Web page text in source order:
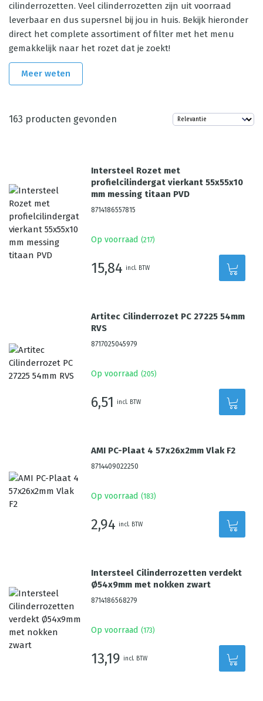
cilinderrozetten. Veel cilinderrozetten zijn uit voorraad
leverbaar en dus supersnel bij jou in huis. Bekijk hieronder
direct het complete assortiment of filter met het menu
gemakkelijk naar het rozet dat je zoekt!
Meer weten
163 producten gevonden
Intersteel Rozet met
profielcilindergat vierkant 55x55x10
mm messing titaan PVD
8714186557815
Op voorraad (217)
15,84 incl. BTW
Artitec Cilinderrozet PC 27225 54mm
RVS
8717025045979
Op voorraad (205)
6,51 incl. BTW
AMI PC-Plaat 4 57x26x2mm Vlak F2
8714409022250
Op voorraad (183)
2,94 incl. BTW
Intersteel Cilinderrozetten verdekt
Ø54x9mm met nokken zwart
8714186568279
Op voorraad (173)
13,19 incl. BTW